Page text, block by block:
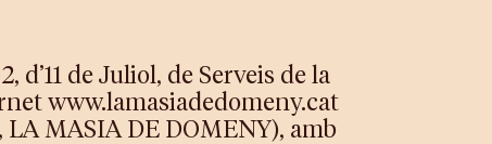
de Juliol, de Serveis de la
www.lamasiadedomeny.cat
LA MASIA DE DOMENY), amb